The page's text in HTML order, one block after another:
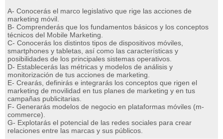
A- Conocerás el marco legislativo que rige las acciones de
marketing móvil.
B- Comprenderás que los fundamentos básicos y los conceptos
técnicos del Mobile Marketing.
C- Conocerás los distintos tipos de dispositivos móviles,
smartphones y tabletas, así como las características y
posibilidades de los principales sistemas operativos.
D- Establecerás las métricas y modelos de análisis y
monitorización de tus acciones de marketing.
E- Crearás, definirás e integrarás los conceptos que rigen el
marketing de movilidad en tus planes de marketing y en tus
campañas publicitarias.
F- Generarás modelos de negocio en plataformas móviles (m-
commerce).
G- Explotarás el potencial de las redes sociales para crear
relaciones entre las marcas y sus públicos.